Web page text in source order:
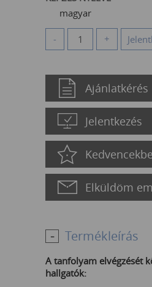
magyar
- +
Ajánlatkérés
Jelentkezés
Elküldöm
Termékleírás
A tanfolyam elvégzését
hallgatók: